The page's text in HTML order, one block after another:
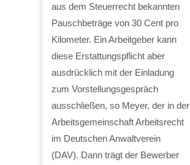
aus dem Steuerrecht bekannten
Pauschbeträge von 30 Cent pro
Kilometer. Ein Arbeitgeber kann
diese Erstattungspflicht aber
ausdrücklich mit der Einladung
zum Vorstellungsgespräch
ausschließen, so Meyer, der in der
Arbeitsgemeinschaft Arbeitsrecht
im Deutschen Anwaltverein
(DAV). Dann trägt der Bewerber